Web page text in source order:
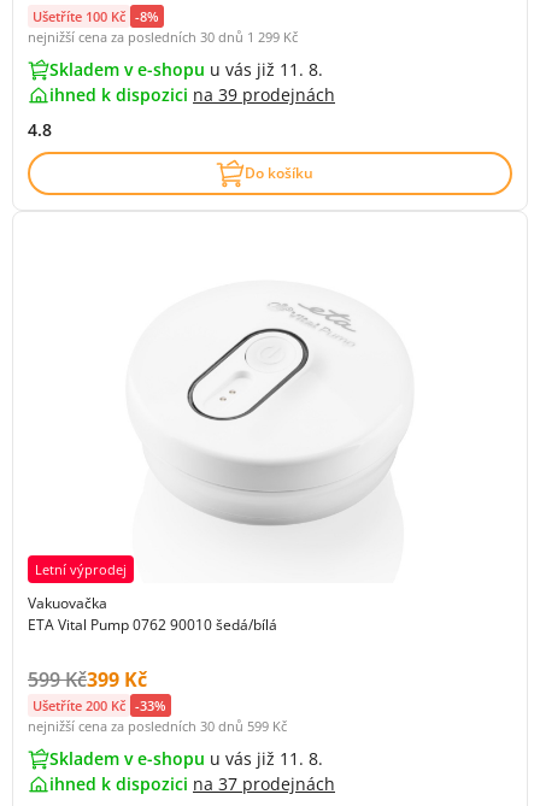
Ušetříte 100 Kč -8%
nejnižší cena za posledních 30 dnů 1 299 Kč
Skladem v e-shopu u vás již 11. 8.
ihned k dispozici na 39 prodejnách
4.8
Do košíku
Letní výprodej
Vakuovačka
ETA Vital Pump 0762 90010 šedá/bílá
Původní cena s DPH:
599 KčCena s DPH:
399 Kč
Ušetříte 200 Kč -33%
nejnižší cena za posledních 30 dnů 599 Kč
Skladem v e-shopu u vás již 11. 8.
ihned k dispozici na 37 prodejnách